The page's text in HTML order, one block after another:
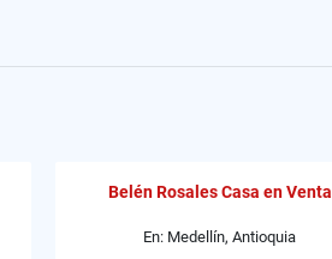
Belén Rosales Casa en Venta
En: Medellín, Antioquia